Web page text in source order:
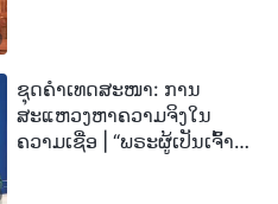
ຊຸດຄຳເທດສະໜາ: ການ
ສະແຫວງຫາຄວາມຈິງໃນ
ຄວາມເຊື່ອ | “ພຣະຜູ້ເປັນເຈົ້າຈະ